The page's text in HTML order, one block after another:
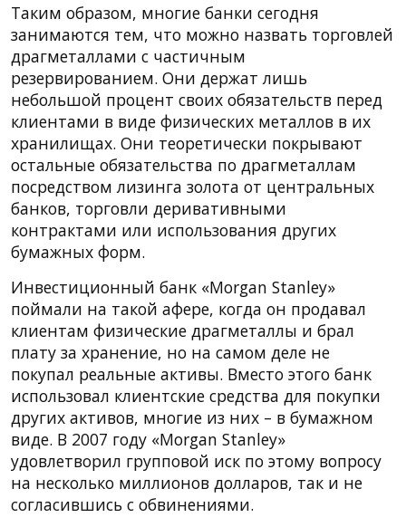
Таким образом, многие банки сегодня
занимаются тем, что можно назвать торговлей
драгметаллами с частичным
резервированием. Они держат лишь
небольшой процент своих обязательств перед
клиентами в виде физических металлов в их
хранилищах. Они теоретически покрывают
остальные обязательства по драгметаллам
посредством лизинга золота от центральных
банков, торговли деривативными
контрактами или использования других
бумажных форм.
Инвестиционный банк «Morgan Stanley»
поймали на такой афере, когда он продавал
клиентам физические драгметаллы и брал
плату за хранение, но на самом деле не
покупал реальные активы. Вместо этого банк
использовал клиентские средства для покупки
других активов, многие из них – в бумажном
виде. В 2007 году «Morgan Stanley»
удовлетворил групповой иск по этому вопросу
на несколько миллионов долларов, так и не
согласившись с обвинениями.